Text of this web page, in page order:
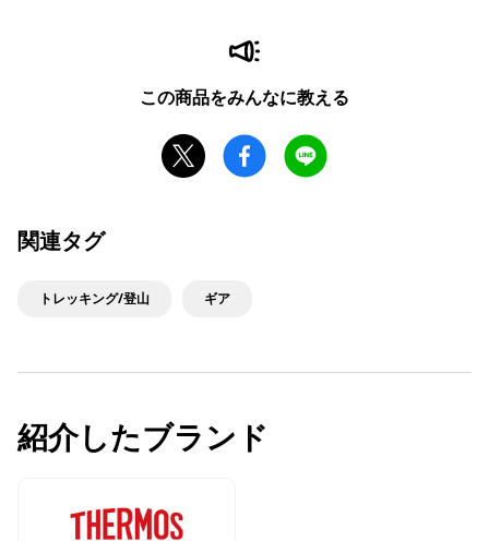
この商品をみんなに教える
関連タグ
トレッキング/登山 ギア
紹介したブランド